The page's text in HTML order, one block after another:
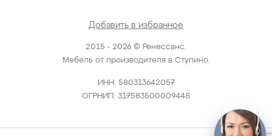
2015 - 2026 © Ренессанс.
Мебель от производителя в Ступино.
ИНН: 580313642057
ОГРНИП: 317583500009448
Добавить в избранное